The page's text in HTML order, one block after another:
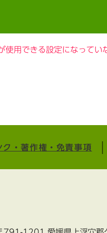
用できる設定になって
ク・著作権・免責事項